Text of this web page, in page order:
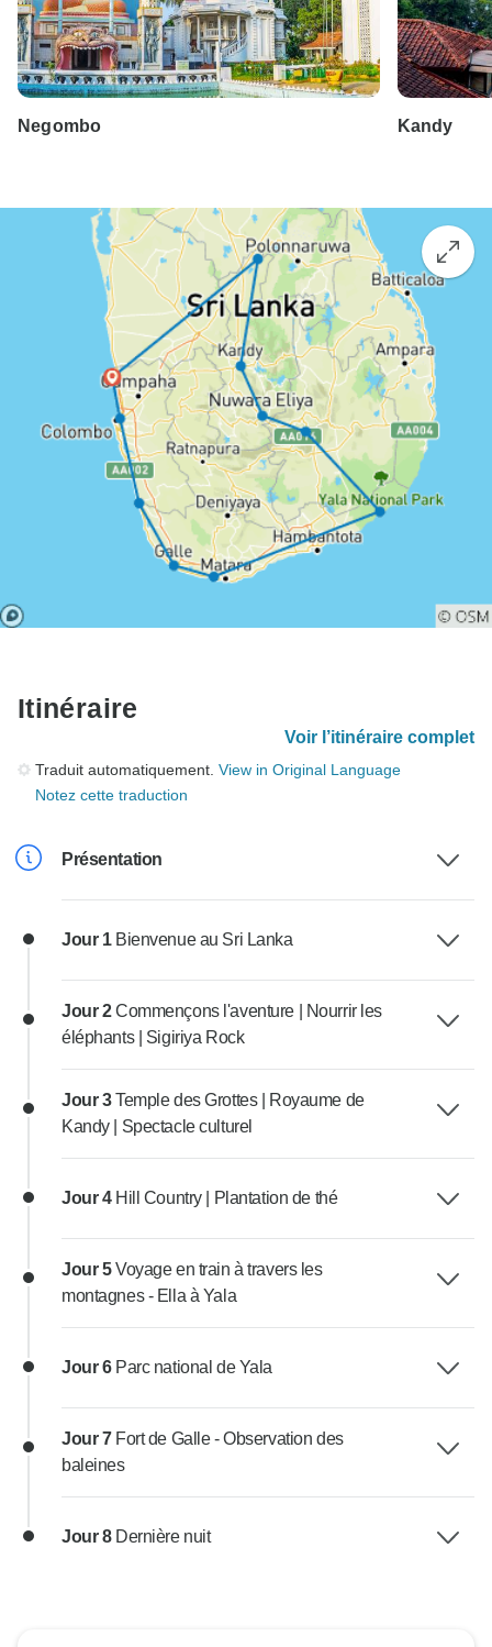
Negombo Kandy
Itinéraire
Voir l’itinéraire complet
Traduit automatiquement. View in Original Language
Notez cette traduction
Présentation
Jour 1 Bienvenue au Sri Lanka
Jour 2Commençons l'aventure | Nourrir les
éléphants | Sigiriya Rock
Jour 3Temple des Grottes | Royaume de
Kandy | Spectacle culturel
Jour 4 Hill Country | Plantation de thé
Jour 5Voyage en train à travers les
montagnes - Ella à Yala
Jour 6 Parc national de Yala
Jour 7 Fort de Galle - Observation des
baleines
Jour 8 Dernière nuit